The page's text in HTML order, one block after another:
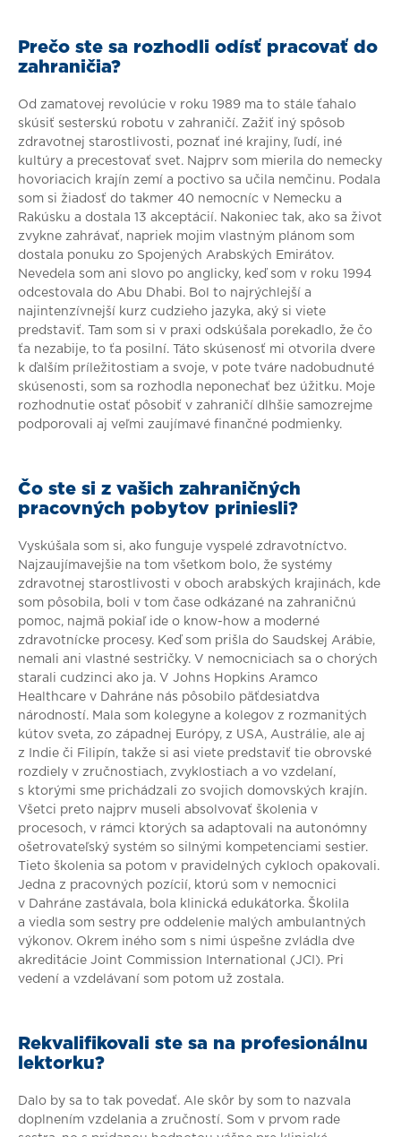
Prečo ste sa rozhodli odísť pracovať do
zahraničia?
Od zamatovej revolúcie v roku 1989 ma to stále ťahalo
skúsiť sesterskú robotu v zahraničí. Zažiť iný spôsob
zdravotnej starostlivosti, poznať iné krajiny, ľudí, iné
kultúry a precestovať svet. Najprv som mierila do nemecky
hovoriacich krajín zemí a poctivo sa učila nemčinu. Podala
som si žiadosť do takmer 40 nemocníc v Nemecku a
Rakúsku a dostala 13 akceptácií. Nakoniec tak, ako sa život
zvykne zahrávať, napriek mojim vlastným plánom som
dostala ponuku zo Spojených Arabských Emirátov.
Nevedela som ani slovo po anglicky, keď som v roku 1994
odcestovala do Abu Dhabi. Bol to najrýchlejší a
najintenzívnejší kurz cudzieho jazyka, aký si viete
predstaviť. Tam som si v praxi odskúšala porekadlo, že čo
ťa nezabije, to ťa posilní. Táto skúsenosť mi otvorila dvere
k ďalším príležitostiam a svoje, v pote tváre nadobudnuté
skúsenosti, som sa rozhodla neponechať bez úžitku. Moje
rozhodnutie ostať pôsobiť v zahraničí dlhšie samozrejme
podporovali aj veľmi zaujímavé finančné podmienky.
Čo ste si z vašich zahraničných
pracovných pobytov priniesli?
Vyskúšala som si, ako funguje vyspelé zdravotníctvo.
Najzaujímavejšie na tom všetkom bolo, že systémy
zdravotnej starostlivosti v oboch arabských krajinách, kde
som pôsobila, boli v tom čase odkázané na zahraničnú
pomoc, najmä pokiaľ ide o know-how a moderné
zdravotnícke procesy. Keď som prišla do Saudskej Arábie,
nemali ani vlastné sestričky. V nemocniciach sa o chorých
starali cudzinci ako ja. V Johns Hopkins Aramco
Healthcare v Dahráne nás pôsobilo päťdesiatdva
národností. Mala som kolegyne a kolegov z rozmanitých
kútov sveta, zo západnej Európy, z USA, Austrálie, ale aj
z Indie či Filipín, takže si asi viete predstaviť tie obrovské
rozdiely v zručnostiach, zvyklostiach a vo vzdelaní,
s ktorými sme prichádzali zo svojich domovských krajín.
Všetci preto najprv museli absolvovať školenia v
procesoch, v rámci ktorých sa adaptovali na autonómny
ošetrovateľský systém so silnými kompetenciami sestier.
Tieto školenia sa potom v pravidelných cykloch opakovali.
Jedna z pracovných pozícií, ktorú som v nemocnici
v Dahráne zastávala, bola klinická edukátorka. Školila
a viedla som sestry pre oddelenie malých ambulantných
výkonov. Okrem iného som s nimi úspešne zvládla dve
akreditácie Joint Commission International (JCI). Pri
vedení a vzdelávaní som potom už zostala.
Rekvalifikovali ste sa na profesionálnu
lektorku?
Dalo by sa to tak povedať. Ale skôr by som to nazvala
doplnením vzdelania a zručností. Som v prvom rade